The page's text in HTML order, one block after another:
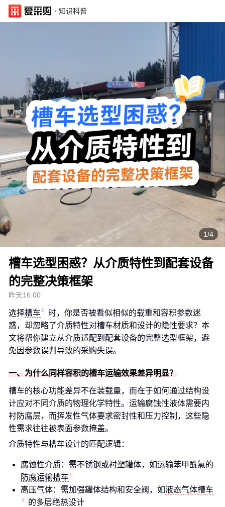
· 知识科普
1/4
槽车选型困惑？从介质特性到配套设备
的完整决策框架
昨天16:00
选择槽车
时，你是否被看似相似的载重和容积参数迷
惑，却忽略了介质特性对槽车材质和设计的隐性要求？本
文将帮你建立从介质适配到配套设备的完整选型框架，避
免因参数误判导致的采购失误。
一、为什么同样容积的槽车运输效果差异明显？
槽车的核心功能差异不在装载量，而在于如何通过结构设
计应对不同介质的物理化学特性。运输腐蚀性液体需要内
衬防腐层，而挥发性气体要求密封性和压力控制，这些隐
性需求往往被表面参数掩盖。
介质特性与槽车设计的匹配逻辑：
腐蚀性介质：需不锈钢或衬塑罐体，如运输苯甲酰氯的
防腐运输槽车
高压气体：需加强罐体结构和安全阀，如液态气体槽车
的多层绝热设计